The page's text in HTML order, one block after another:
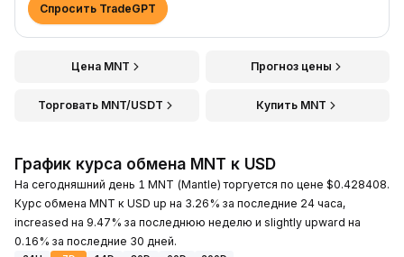
Спросить TradeGPT
Цена MNT Прогноз цены
Торговать MNT/USDT Купить MNT
График курса обмена MNT к USD
На сегодняшний день 1 MNT (Mantle) торгуется по цене $0.428408.
Курс обмена MNT к USD up на 3.26% за последние 24 часа,
increased на 9.47% за последнюю неделю и slightly upward на
0.16% за последние 30 дней.